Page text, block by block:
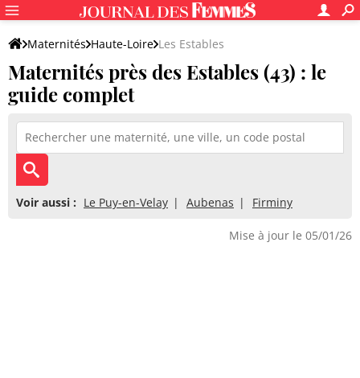
Maternités Haute-Loire Les Estables
Maternités près des Estables (43) : le
guide complet
Voir aussi : Le Puy-en-Velay Aubenas Firminy
Mise à jour le 05/01/26